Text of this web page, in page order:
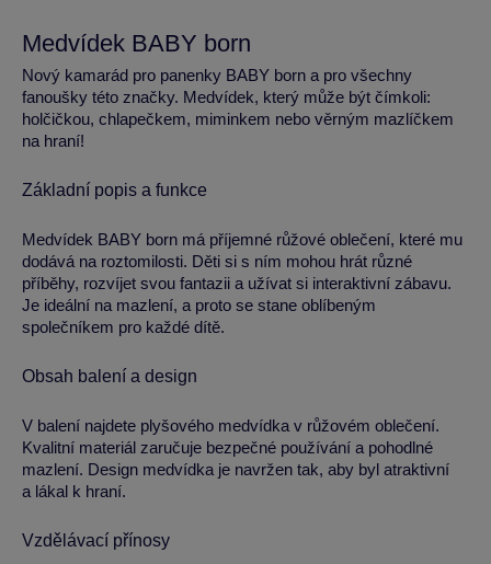
Medvídek BABY born
Nový kamarád pro panenky BABY born a pro všechny
fanoušky této značky. Medvídek, který může být čímkoli:
holčičkou, chlapečkem, miminkem nebo věrným mazlíčkem
na hraní!
Základní popis a funkce
Medvídek BABY born má příjemné růžové oblečení, které mu
dodává na roztomilosti. Děti si s ním mohou hrát různé
příběhy, rozvíjet svou fantazii a užívat si interaktivní zábavu.
Je ideální na mazlení, a proto se stane oblíbeným
společníkem pro každé dítě.
Obsah balení a design
V balení najdete plyšového medvídka v růžovém oblečení.
Kvalitní materiál zaručuje bezpečné používání a pohodlné
mazlení. Design medvídka je navržen tak, aby byl atraktivní
a lákal k hraní.
Vzdělávací přínosy